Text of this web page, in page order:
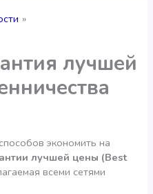
лучшей
экономить на
лучшей цены (Best
всеми сетями